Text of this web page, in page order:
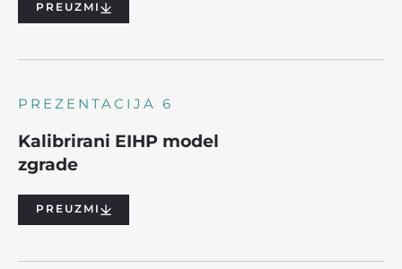
PREUZMI
PREZENTACIJA 6
Kalibrirani EIHP model
zgrade
PREUZMI